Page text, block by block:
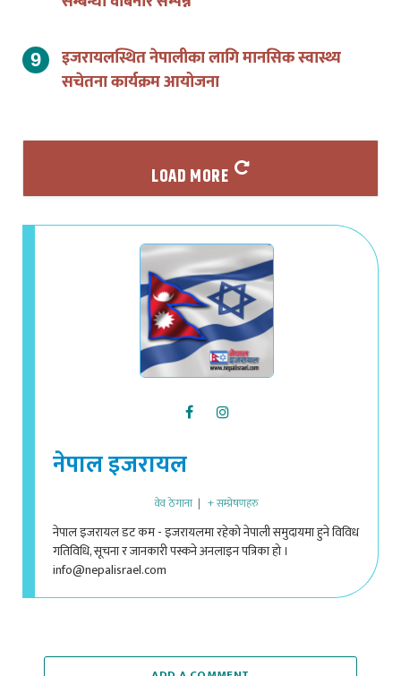
सचेतना कार्यक्रम आयोजना
नेपाल इजरायल
वेव ठेगाना
नेपाल इजरायल डट कम - इजरायलमा रहेको नेपाली समुदायमा हुने विविध
गतिविधि, सूचना र जानकारी पस्कने अनलाइन पत्रिका हो ।
info@nepalisrael.com